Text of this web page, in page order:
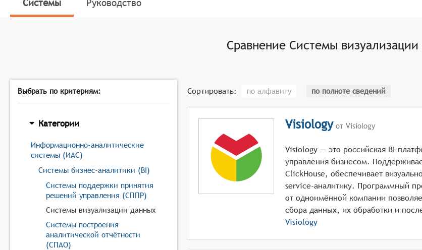
Системы Руководство
Сравнение Системы
Выбрать по критериям:
Категории
Информационно-аналитические
системы (ИАС)
Системы бизнес-аналитики (BI)
Системы поддержки принятия
решений управления (СППР)
Системы визуализации данных
Системы построения
аналитической отчётности
(СПАО)
Сортировать: по алфавиту по полноте сведений
Visiology от Visiology
Visiology — это российская BI-
управления бизнесом.
ClickHouse, обеспечивает
service-аналитику. Программный
от одноимённой компании
Visiology